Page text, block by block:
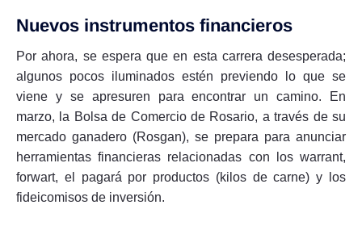
Nuevos instrumentos financieros
Por ahora, se espera que en esta carrera desesperada;
algunos pocos iluminados estén previendo lo que se
viene y se apresuren para encontrar un camino. En
marzo, la Bolsa de Comercio de Rosario, a través de su
mercado ganadero (Rosgan), se prepara para anunciar
herramientas financieras relacionadas con los warrant,
forwart, el pagará por productos (kilos de carne) y los
fideicomisos de inversión.